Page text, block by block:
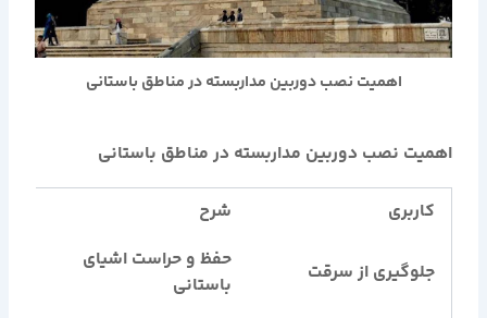
اهمیت نصب دوربین مداربسته در مناطق باستانی
اهمیت نصب دوربین مداربسته در مناطق باستانی
کاربری شرح
جلوگیری از سرقت
حفظ و حراست اشیای
باستانی